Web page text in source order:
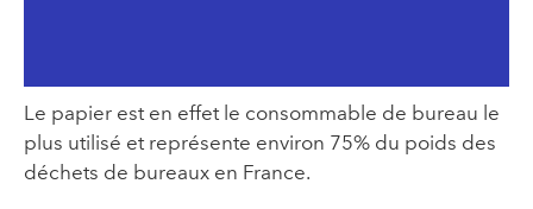
Le papier est en effet le consommable de bureau le
plus utilisé et représente environ 75% du poids des
déchets de bureaux en France.